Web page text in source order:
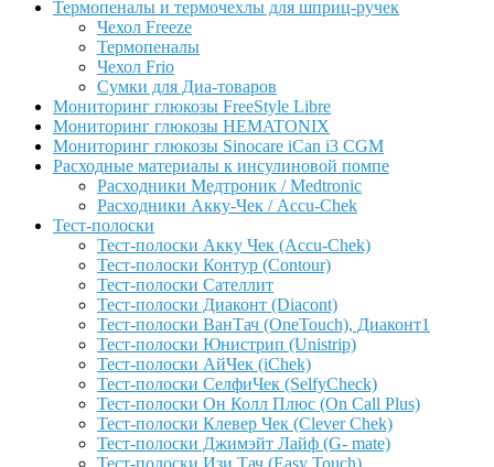
Термопеналы и термочехлы для шприц-ручек
Чехол Freeze
Термопеналы
Чехол Frio
Сумки для Диа-товаров
Мониторинг глюкозы FreeStyle Libre
Мониторинг глюкозы HEMATONIX
Мониторинг глюкозы Sinocare iCan i3 CGM
Расходные материалы к инсулиновой помпе
Расходники Медтроник / Medtronic
Расходники Акку-Чек / Accu-Chek
Тест-полоски
Тест-полоски Акку Чек (Accu-Chek)
Тест-полоски Контур (Contour)
Тест-полоски Сателлит
Тест-полоски Диаконт (Diacont)
Тест-полоски ВанТач (OneTouch), Диаконт1
Тест-полоски Юнистрип (Unistrip)
Тест-полоски АйЧек (iChek)
Тест-полоски СелфиЧек (SelfyCheck)
Тест-полоски Он Колл Плюс (On Call Plus)
Тест-полоски Клевер Чек (Clever Chek)
Тест-полоски Джимэйт Лайф (G- mate)
Тест-полоски Изи Тач (Easy Touch)